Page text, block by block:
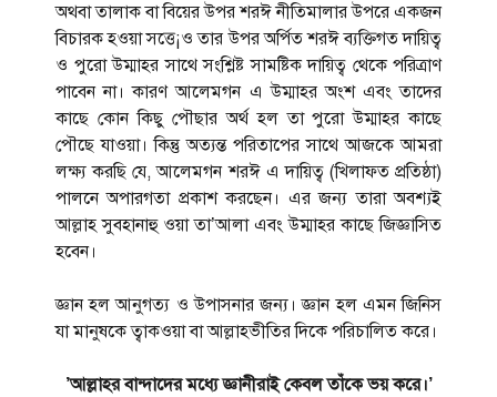
অথবা তালাক বা বিয়ের উপর শরঈ নীতিমালার উপরে একজন
বিচারক হওয়া সত্তে¡ও তার উপর অর্পিত শরঈ ব্যক্তিগত দায়িত্ব
ও পুরো উম্মাহর সাথে সংশ্লিষ্ট সামষ্টিক দায়িত্ব থেকে পরিত্রাণ
পাবেন না। কারণ আলেমগন এ উম্মাহর অংশ এবং তাদের
কাছে কোন কিছু পৌছার অর্থ হল তা পুরো উম্মাহর কাছে
পৌছে যাওয়া। কিন্তু অত্যন্ত পরিতাপের সাথে আজকে আমরা
লক্ষ্য করছি যে, আলেমগন শরঈ এ দায়িত্ব (খিলাফত প্রতিষ্ঠা)
পালনে অপারগতা প্রকাশ করছেন। এর জন্য তারা অবশ্যই
আল্লাহ সুবহানাহু ওয়া তা’আলা এবং উম্মাহর কাছে জিজ্ঞাসিত
হবেন।
জ্ঞান হল আনুগত্য ও উপাসনার জন্য। জ্ঞান হল এমন জিনিস
যা মানুষকে ত্বাকওয়া বা আল্লাহভীতির দিকে পরিচালিত করে।
’আল্লাহর বান্দাদের মধ্যে জ্ঞানীরাই কেবল তাঁকে ভয় করে।’